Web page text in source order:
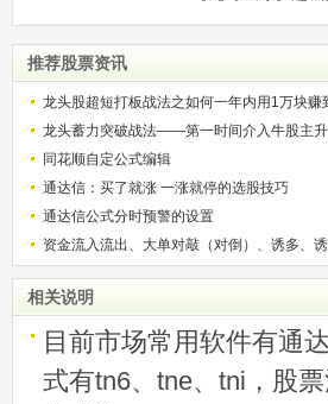
推荐股票资讯
龙头股超短打板战法之如何一年内用1万块赚
解）
龙头蓄力突破战法——第一时间介入牛股主
的技巧（图解）
同花顺自定公式编辑
通达信：买了就涨 一涨就停的选股技巧
通达信公式分时预警的设置
资金流入流出、大单对敲（对倒）、诱多、
相关说明
目前市场常用软件有通
式有tn6、tne、tni，股